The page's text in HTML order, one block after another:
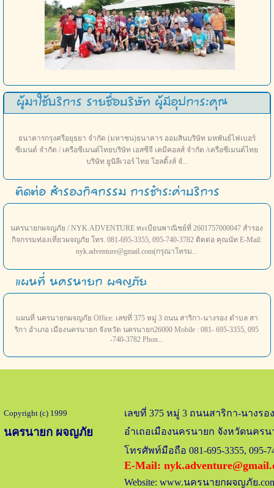
ผู้มาใช้บริการ รายชื่อบริษัท ผู้มีอุปการะคุณ
ธนาคารกรุงศรีอยุธยา จำกัด (มหาชน)ธนาคาร ออมสินบริษัท มหพันธ์ไฟเบอร์
ซีเมนต์ จำกัด / เครือซีเมนต์ไทยบริษัท เอสซีจี เคมีคอลส์ จำกัด /เครือซีเมนต์ไทย
บริษัท ยูนิลีเวอร์ ไทย โฮลดิ้งส์ จํ...
ติดต่อ สำรองกิจกรรม การชำระค่าบริการ
นครนายกผจญภัย / NYK.ADVENTURE ทะเบียนพาณิชย์ที่ 2601757000047 สำรอง
กิจกรรมท่องเที่ยวผจญภัย โทร. 081-695-3355, 095-740-3782 ติดต่อ คุณนัท E-Mail:
nyk.adventure@gmail.com(กรุณาโทรม...
แผนที่ นครนายก ผจญภัย
แผนที่ นครนายกผจญภัย Office: เลขที่ 375 หมู่ 3 ถนน สาริกา-นางรอง ตำบล สา
ริกา อำเภอ เมืองนครนายก จังหวัด นครนายก26000 Mobile : 081- 695-3355, 095
-740-3782 Phon...
Copyright (c) 1999 เลขที่ 375 หมู่ 3 ถนนสาริกา-นางรอ
นครนายก ผจญภัย
อำเถอเมืองนครนายก จังหวัดนคร
โทรศัพท์มือถือ 081-695-3355, 095-
E-Mail:
Website: www.นครนายกผจญภัย